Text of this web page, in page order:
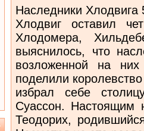
Наследники Хлодвига
Хлодвиг оставил
Хлодомера,
выяснилось, что
возложенной на них
поделили
избрал себе
Суассон. Настоящим
Теодорих,